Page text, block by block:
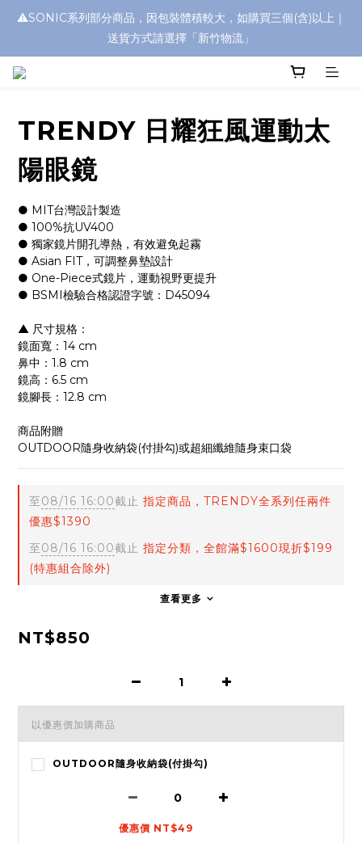
浮水太陽眼鏡🌊 全面升級新上市🎉
⚠️SONIC系列部分商品，因包裝體積較大，如購買三個(含)以上｜
送貨方式請選擇「新竹物流」
TRENDY 日耀狂風運動太
陽眼鏡
● MIT台灣設計製造
● 100%抗UV400
● 獨家鏡片開孔導熱，有效避免起霧
● Asian FIT，可調整鼻墊設計
● One-Piece式鏡片，運動視野更提升
● BSMI檢驗合格認證字號：D45094
▲ 尺寸規格：
鏡面寬：14 cm
鼻中：1.8 cm
鏡高：6.5 cm
鏡腳長：12.8 cm
商品附贈
OUTDOOR隨身收納袋(付掛勾)或超細纖維隨身束口袋
至08/16 16:00截止 指定商品，TRENDY全系列任兩件
優惠$1390
至08/16 16:00截止 指定分類，全館滿$1600現折$199
(特惠組合除外)
查看更多
NT$850
以優惠價加購商品
OUTDOOR隨身收納袋(付掛勾)
優惠價 NT$49